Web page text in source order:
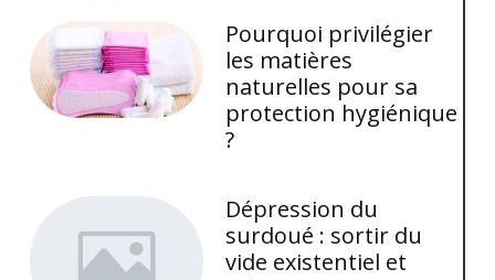
Pourquoi privilégier
les matières
naturelles pour sa
protection hygiénique
?
Dépression du
surdoué : sortir du
vide existentiel et